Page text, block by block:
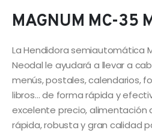
MAGNUM MC-35
La Hendidora semiautomática
Neodal le ayudará a llevar a
menús, postales, calendarios,
libros… de forma rápida y
excelente precio, alimentación
rápida, robusta y gran calidad